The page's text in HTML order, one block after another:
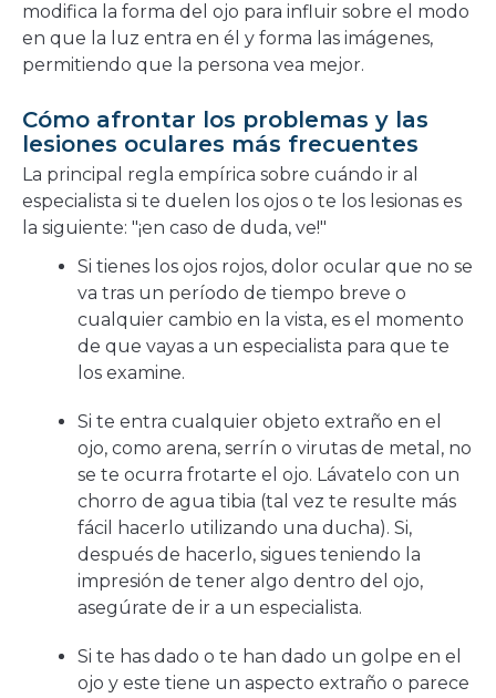
modifica la forma del ojo para influir sobre el modo
en que la luz entra en él y forma las imágenes,
permitiendo que la persona vea mejor.
Cómo afrontar los problemas y las
lesiones oculares más frecuentes
La principal regla empírica sobre cuándo ir al
especialista si te duelen los ojos o te los lesionas es
la siguiente: "¡en caso de duda, ve!"
Si tienes los ojos rojos, dolor ocular que no se
va tras un período de tiempo breve o
cualquier cambio en la vista, es el momento
de que vayas a un especialista para que te
los examine.
Si te entra cualquier objeto extraño en el
ojo, como arena, serrín o virutas de metal, no
se te ocurra frotarte el ojo. Lávatelo con un
chorro de agua tibia (tal vez te resulte más
fácil hacerlo utilizando una ducha). Si,
después de hacerlo, sigues teniendo la
impresión de tener algo dentro del ojo,
asegúrate de ir a un especialista.
Si te has dado o te han dado un golpe en el
ojo y este tiene un aspecto extraño o parece